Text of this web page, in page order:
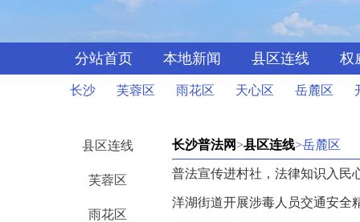
分站首页 本地新闻 县区连线 权
长沙 芙蓉区 雨花区 天心区 岳麓区
县区连线
芙蓉区
雨花区
长沙普法网>县区连线>岳麓区
普法宣传进村社，法律知识入民
洋湖街道开展涉毒人员交通安全